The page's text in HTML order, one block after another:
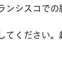
ンシスコでの
ください。